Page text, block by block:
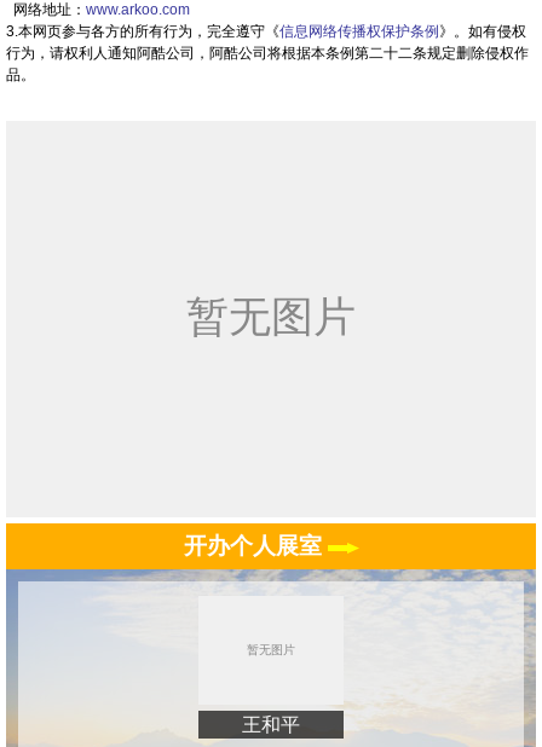
网络地址： www.arkoo.com
3.本网页参与各方的所有行为，完全遵守《信息网络传播权保护条例》。如有侵权
行为，请权利人通知阿酷公司，阿酷公司将根据本条例第二十二条规定删除侵权作
品。
开办个人展室
王和平